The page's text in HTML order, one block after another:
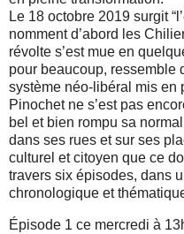
Le 18 octobre 2019 surgit
nomment d’abord les
révolte s’est mue en
pour beaucoup, ressemble
système néo-libéral mis en
Pinochet ne s’est pas
bel et bien rompu sa
dans ses rues et sur ses
culturel et citoyen que ce
travers six épisodes, dans
chronologique et
Épisode 1 ce mercredi à